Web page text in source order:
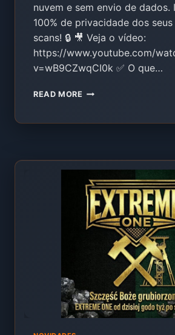
nuvem e sem envio de dados.
100% de privacidade dos
scans! 🔒 🎥 Veja o vídeo:
https://www.youtube.com/
v=wB9CZwqCI0k ✅ O que…
READ MORE BATIMETRIA
ISÓBATAS
E
OS
PRIMEIROS
PASSOS